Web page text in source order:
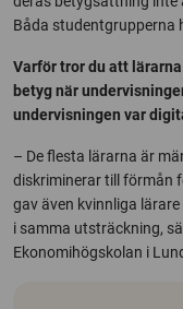
Båda studentgrupperna
Varför tror du att
betyg när
undervisningen var
– De flesta lärarna är
diskriminerar till förmån
gav även kvinnliga
i samma utsträckning,
Ekonomihögskolan i